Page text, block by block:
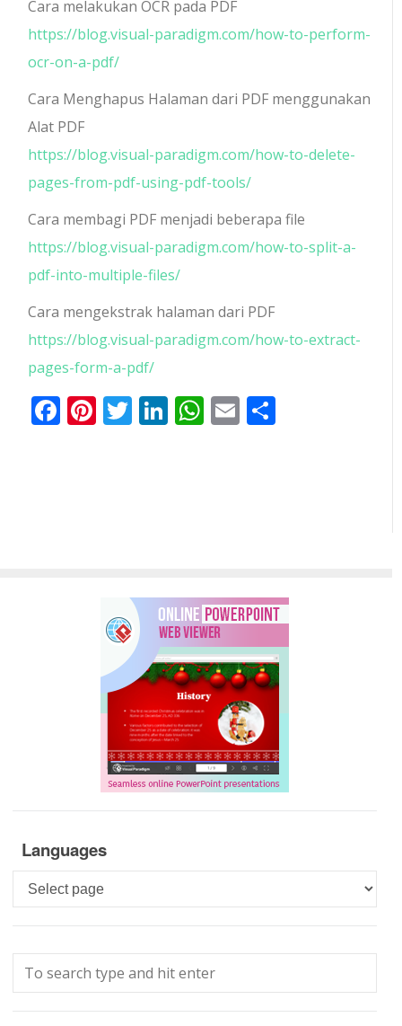
Cara melakukan OCR pada PDF
https://blog.visual-paradigm.com/how-to-perform-
ocr-on-a-pdf/
Cara Menghapus Halaman dari PDF menggunakan
Alat PDF
https://blog.visual-paradigm.com/how-to-delete-
pages-from-pdf-using-pdf-tools/
Cara membagi PDF menjadi beberapa file
https://blog.visual-paradigm.com/how-to-split-a-
pdf-into-multiple-files/
Cara mengekstrak halaman dari PDF
https://blog.visual-paradigm.com/how-to-extract-
pages-form-a-pdf/
Facebook
Pinterest
Twitter
LinkedIn
WhatsApp
Email
Languages
Languages